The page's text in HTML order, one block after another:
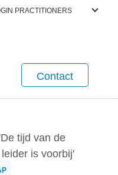
PRACTITIONERS
Contact
tijd van de
is voorbij'